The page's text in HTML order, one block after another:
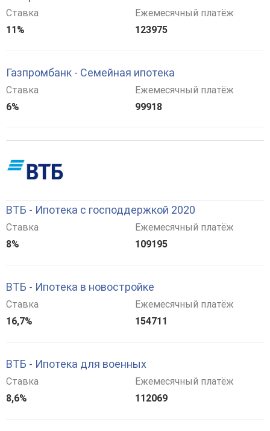
Ставка
11%
Ежемесячный платёж
123975
Газпромбанк - Семейная ипотека
Ставка
6%
Ежемесячный платёж
99918
ВТБ - Ипотека с господдержкой 2020
Ставка
8%
Ежемесячный платёж
109195
ВТБ - Ипотека в новостройке
Ставка
16,7%
Ежемесячный платёж
154711
ВТБ - Ипотека для военных
Ставка
8,6%
Ежемесячный платёж
112069